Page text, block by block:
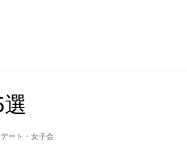
ート・女子会